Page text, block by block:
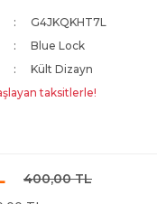
G4JKQKHT7L
Blue Lock
Kült Dizayn
taksitlerle!
400,00 TL